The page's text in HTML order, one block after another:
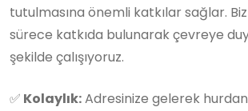
tutulmasına önemli katkılar sağlar.
sürece katkıda bulunarak çevreye
şekilde çalışıyoruz.
✅ Kolaylık:Adresinize gelerek